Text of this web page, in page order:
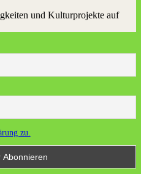
und Kulturprojekte auf
zu.